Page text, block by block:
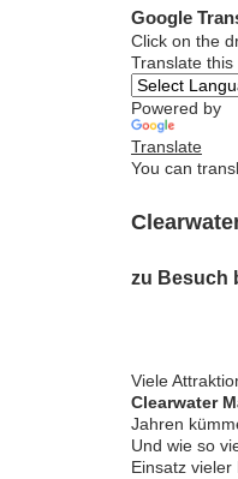
Google
Click on the
Translate this
Powered by
Translate
You can
zu Besuch
Viele
Clearwater
Jahren
Und wie so
Einsatz